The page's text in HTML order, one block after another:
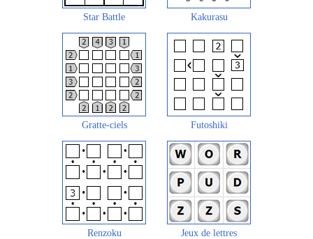
Star Battle Kakurasu
Gratte-ciels Futoshiki
Renzoku Jeux de lettres